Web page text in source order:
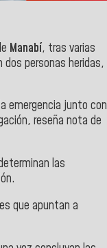
Manabí, tras varias
dos personas heridas,
emergencia junto con
reseña nota de
las
que apuntan a